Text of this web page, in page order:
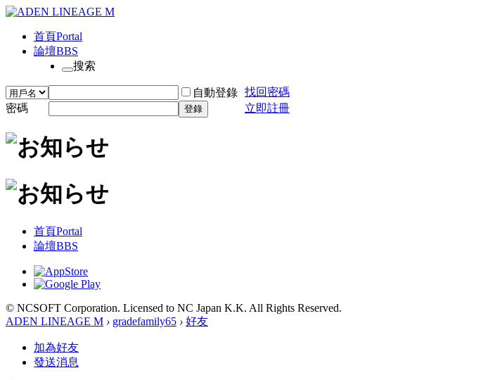
首頁Portal
論壇BBS
搜索
自動登錄 找回密碼
密碼
登錄 立即註冊
首頁Portal
論壇BBS
© NCSOFT Corporation. Licensed to NC Japan K.K. All Rights Reserved.
ADEN LINEAGE M › gradefamily65 › 好友
加為好友
發送消息